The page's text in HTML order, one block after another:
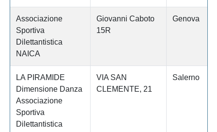
Associazione
Sportiva
Dilettantistica
NAICA
Giovanni Caboto
15R
Genova
LA PIRAMIDE
Dimensione Danza
Associazione
Sportiva
Dilettantistica
VIA SAN
CLEMENTE, 21
Salerno